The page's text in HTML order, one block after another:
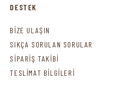
DESTEK
BİZE ULAŞIN
SIKÇA SORULAN SORULAR
SİPARİŞ TAKİBİ
TESLİMAT BİLGİLERİ